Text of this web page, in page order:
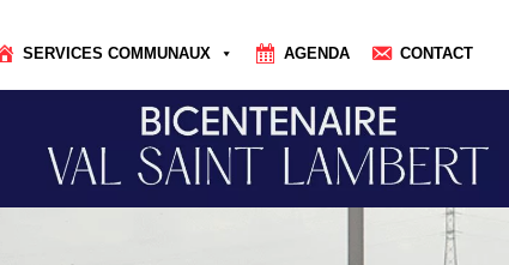
SERVICES COMMUNAUX AGENDA CONTACT